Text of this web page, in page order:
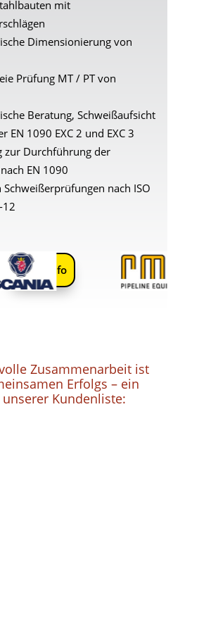
mit
Dimensionierung von
Prüfung MT / PT von
Beratung, Schweißaufsicht
EN 1090 EXC 2 und EXC 3
zur Durchführung der
EN 1090
nach ISO
Mehr Info
Zusammenarbeit ist
Erfolgs – ein
unserer Kundenliste: